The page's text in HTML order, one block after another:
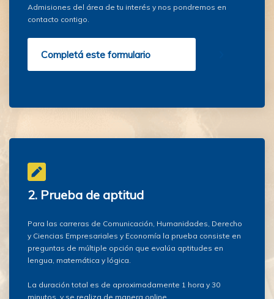
Admisiones del área de tu interés y nos pondremos en
contacto contigo.
Completá este formulario
2. Prueba de aptitud
Para las carreras de Comunicación, Humanidades, Derecho
y Ciencias Empresariales y Economía la prueba consiste en
preguntas de múltiple opción que evalúa aptitudes en
lengua, matemática y lógica.
La duración total es de aproximadamente 1 hora y 30
minutos, y se realiza de manera online.